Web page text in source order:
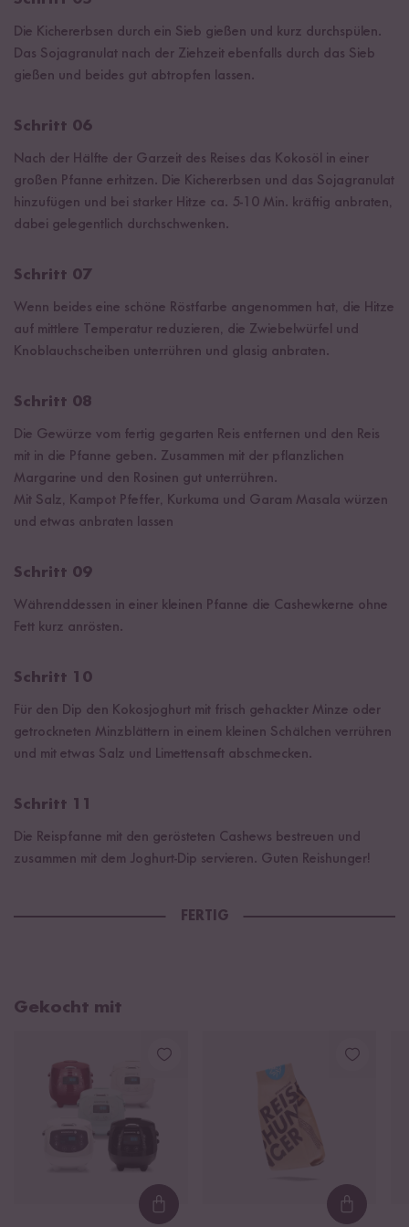
Die Kichererbsen durch ein Sieb gießen und kurz durchspülen.
Das Sojagranulat nach der Ziehzeit ebenfalls durch das Sieb
gießen und beides gut abtropfen lassen.
Schritt 06
Nach der Hälfte der Garzeit des Reises das Kokosöl in einer
großen Pfanne erhitzen. Die Kichererbsen und das Sojagranulat
hinzufügen und bei starker Hitze ca. 5-10 Min. kräftig anbraten,
dabei gelegentlich durchschwenken.
Schritt 07
Wenn beides eine schöne Röstfarbe angenommen hat, die Hitze
auf mittlere Temperatur reduzieren, die Zwiebelwürfel und
Knoblauchscheiben unterrühren und glasig anbraten.
Schritt 08
Die Gewürze vom fertig gegarten Reis entfernen und den Reis
mit in die Pfanne geben. Zusammen mit der pflanzlichen
Margarine und den Rosinen gut unterrühren.
Mit Salz, Kampot Pfeffer, Kurkuma und Garam Masala würzen
und etwas anbraten lassen
Schritt 09
Währenddessen in einer kleinen Pfanne die Cashewkerne ohne
Fett kurz anrösten.
Schritt 10
Für den Dip den Kokosjoghurt mit frisch gehackter Minze oder
getrockneten Minzblättern in einem kleinen Schälchen verrühren
und mit etwas Salz und Limettensaft abschmecken.
Schritt 11
Die Reispfanne mit den gerösteten Cashews bestreuen und
zusammen mit dem Joghurt-Dip servieren. Guten Reishunger!
FERTIG
Gekocht mit
Loading...